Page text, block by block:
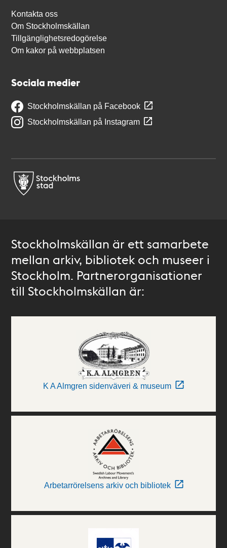
Kontakta oss
Om Stockholmskällan
Tillgänglighetsredogörelse
Om kakor på webbplatsen
Sociala medier
Stockholmskällan på Facebook
Stockholmskällan på Instagram
Stockholmskällan är ett samarbete
mellan arkiv, bibliotek och museer i
Stockholm. Partnerorganisationer
till Stockholmskällan är:
K A Almgren sidenväveri & museum
Arbetarrörelsens arkiv och bibliotek